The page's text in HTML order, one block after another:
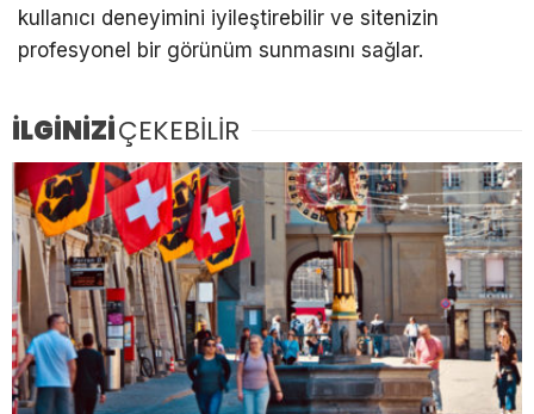
kullanıcı deneyimini iyileştirebilir ve sitenizin
profesyonel bir görünüm sunmasını sağlar.
İLGİNİZİÇEKEBİLİR